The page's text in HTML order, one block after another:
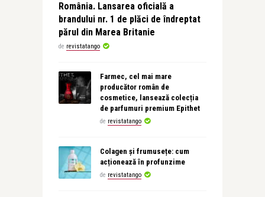
România. Lansarea oficială a
brandului nr. 1 de plăci de îndreptat
părul din Marea Britanie
de revistatango
Farmec, cel mai mare
producător român de
cosmetice, lansează colecția
de parfumuri premium Epithet
de revistatango
Colagen și frumusețe: cum
acționează în profunzime
de revistatango